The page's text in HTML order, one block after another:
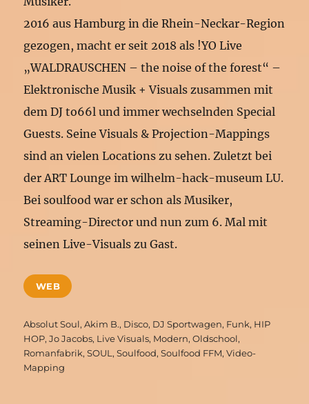
2016 aus Hamburg in die Rhein-Neckar-Region
gezogen, macht er seit 2018 als !YO Live
„WALDRAUSCHEN – the noise of the forest“ –
Elektronische Musik + Visuals zusammen mit
dem DJ to66l und immer wechselnden Special
Guests. Seine Visuals & Projection-Mappings
sind an vielen Locations zu sehen. Zuletzt bei
der ART Lounge im wilhelm-hack-museum LU.
Bei soulfood war er schon als Musiker,
Streaming-Director und nun zum 6. Mal mit
seinen Live-Visuals zu Gast.
WEB
Schlagwörter
Absolut Soul,Akim B., Disco, DJ Sportwagen, Funk, HIP
HOP,Jo Jacobs, Live Visuals, Modern,Oldschool,
Romanfabrik,SOUL ,Soulfood,Soulfood FFM,Video-
Mapping